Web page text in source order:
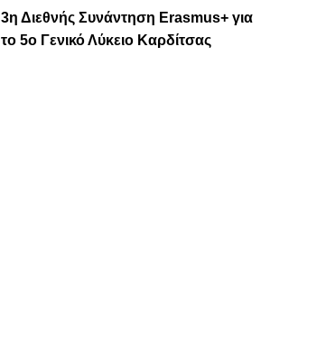
3η Διεθνής Συνάντηση Erasmus+ για
το 5ο Γενικό Λύκειο Καρδίτσας